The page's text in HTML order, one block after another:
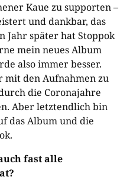
Kaue zu supporten –
und dankbar, das
Jahr später hat Stoppok
mein neues Album
also immer besser.
mit den Aufnahmen zu
die Coronajahre
Aber letztendlich bin
das Album und die
fast alle